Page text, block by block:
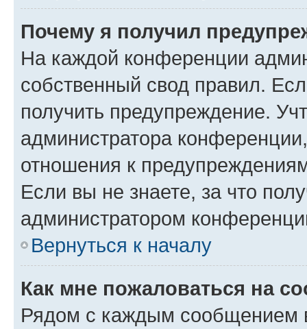
Почему я получил
На каждой конференции
собственный свод правил.
получить предупреждение.
администратора
отношения к
Если вы не знаете, за что
администратором
Вернуться к началу
Как мне пожаловаться на
Рядом с каждым сообщением